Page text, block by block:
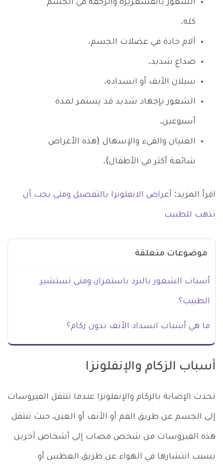
الشعور بالقشعريرة والرجفة في الجسم
كله.
آلام حادة في عضلات الجسم.
صداع شديد.
سيلان الأنف أو انسداده.
الشعور بإجهاد شديد قد يستمر لمدة
أسبوعين.
الغثيان والقيء والإسهال (هذه الأعراض
شائعة أكثر في الأطفال).
اقرأ المزيد: أعراض الانفلونزا بالتفصيل ومتى يجب أن
تذهب للطبيب
موضوعات متعلقة
أسباب الشعور بالبرد باستمرار، ومتى تستشير
الطبيب؟
ما هي أسباب انسداد الأنف بدون زكام؟
أسباب الزكام والإنفلونزا
تحدث الإصابة بالزكام والإنفلونزا عندما تنتقل الفيروسات
إلى الجسم عن طريق الفم أو الأنف أو العين، حيث تنتقل
هذه الفيروسات من شخص مصاب إلى أشخاص آخرين
بسبب انتشارها في الهواء عن طريق العطس أو